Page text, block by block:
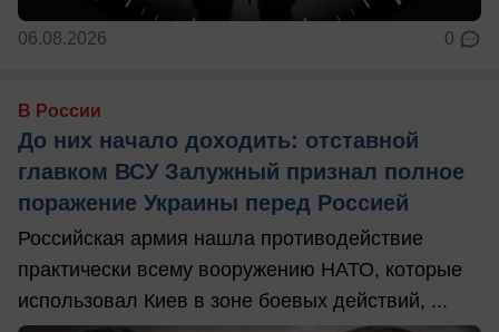
06.08.2026 0
В России
До них начало доходить: отставной
главком ВСУ Залужный признал полное
поражение Украины перед Россией
Российская армия нашла противодействие
практически всему вооружению НАТО, которые
использовал Киев в зоне боевых действий, ...